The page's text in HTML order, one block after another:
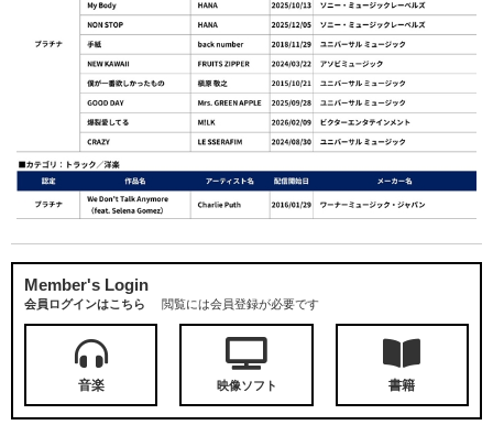
Member's Login
会員ログインはこちら 閲覧には会員登録が必要です
音楽 映像ソフト 書籍